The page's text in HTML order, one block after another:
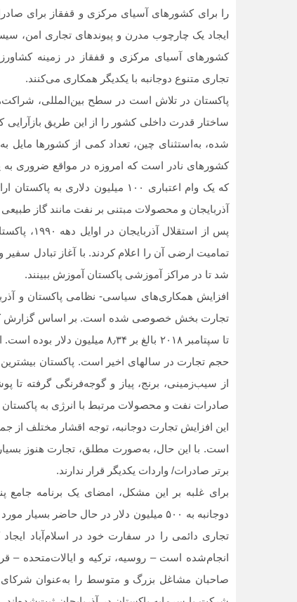
را برای کشورهای آسیای مرکزی و قفقاز برای
ایجاد یک چارچوب مدرن و پیوندهای تجاری امن،
کشورهای آسیای مرکزی و قفقاز در زمینه
تجاری متنوع دوجانبه با یکدیگر همکاری می‏‌کنند.
پاکستان در تلاش است در سطح بین‌‏المللی،
ساختار قدرت داخلی کشور را از این طریق
‌شده، به‌استثنای چین، تعداد کمی از کشورها مایل
که یک وام اعتباری ۱۰۰ میلیون
آذربایجان و محصولات مبتنی بر نفت مانند گاز
پس از
تمامیت ارضی آن را اعلام کردند. با آغاز تبادل
شد تا در مراکز آموزشی پاکستان آموزش ببینند.
افزایش همکاری‏‌های سیاسی- نظامی پاکستان و
تجارت بخش خصوصی شده است. بر اساس گزارش کمیته
تا سپتامبر ۲۰۱۸ بالغ بر ۸٫۳۴
حجم تجارت در سال‏های اخیر است. پاکستان بیشترین
از سیب‌زمینی، برنج، پیاز و گوجه‌فرنگی گرفته
صادرات نفت و محصولات مرتبط با انرژی به پاکستان
این افزایش تجارت دوجانبه، توجه اقشار مختلف از
برتر صادرات/ واردات یکدیگر قرار ندارند.
برای غلبه بر این مشکل، امضای یک برنامه جامع
تجاری دائمی را در سفارت خود در اسلام‌آباد
انجام‌شده است – روسیه، ترکیه و ایالات‌متحده –